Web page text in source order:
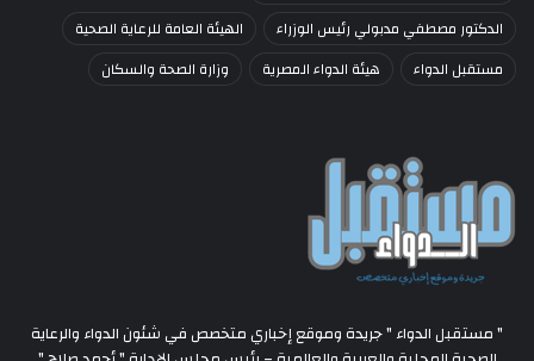
الدكتور مصطفي مدبولي رئيس الوزراء
الهيئة العامة للرعاية الصحية
مستقبل الدواء
هيئة الدواء المصرية وزارة الصحة والسكان
" مستقبل الدواء " جريدة وموقع إخباري متخصص في شئون الدواء والرعاية